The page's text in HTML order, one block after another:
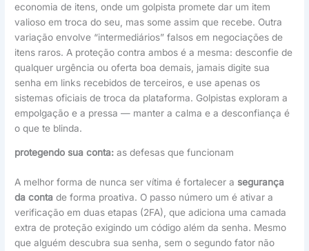
economia de itens, onde um golpista promete dar um item
valioso em troca do seu, mas some assim que recebe. Outra
variação envolve “intermediários” falsos em negociações de
itens raros. A proteção contra ambos é a mesma: desconfie de
qualquer urgência ou oferta boa demais, jamais digite sua
senha em links recebidos de terceiros, e use apenas os
sistemas oficiais de troca da plataforma. Golpistas exploram a
empolgação e a pressa — manter a calma e a desconfiança é
o que te blinda.
protegendo sua conta: as defesas que funcionam
A melhor forma de nunca ser vítima é fortalecer a segurança
da conta de forma proativa. O passo número um é ativar a
verificação em duas etapas (2FA), que adiciona uma camada
extra de proteção exigindo um código além da senha. Mesmo
que alguém descubra sua senha, sem o segundo fator não